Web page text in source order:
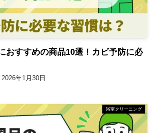
おすすめの商品10選！カビ予防に必
2026年1月30日
浴室クリーニング